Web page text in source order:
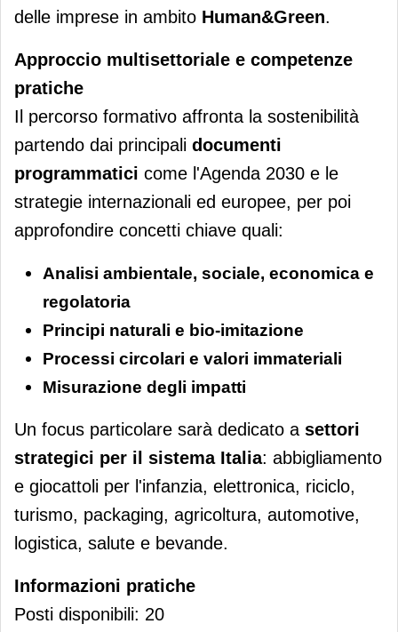
delle imprese in ambito Human&Green.
Approccio multisettoriale e competenze
pratiche
Il percorso formativo affronta la sostenibilità
partendo dai principali documenti
programmatici come l'Agenda 2030 e le
strategie internazionali ed europee, per poi
approfondire concetti chiave quali:
Analisi ambientale, sociale, economica e
regolatoria
Principi naturali e bio-imitazione
Processi circolari e valori immateriali
Misurazione degli impatti
Un focus particolare sarà dedicato a settori
strategici per il sistema Italia: abbigliamento
e giocattoli per l'infanzia, elettronica, riciclo,
turismo, packaging, agricoltura, automotive,
logistica, salute e bevande.
Informazioni pratiche
Posti disponibili: 20